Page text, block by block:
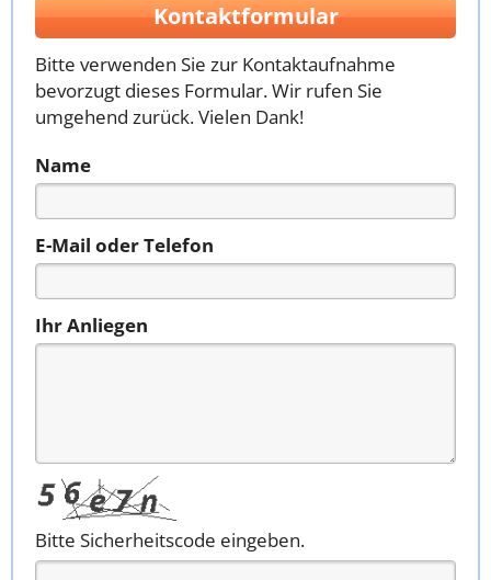
Kontaktformular
Bitte verwenden Sie zur Kontaktaufnahme
bevorzugt dieses Formular. Wir rufen Sie
umgehend zurück. Vielen Dank!
Name
E-Mail oder Telefon
Ihr Anliegen
Bitte Sicherheitscode eingeben.